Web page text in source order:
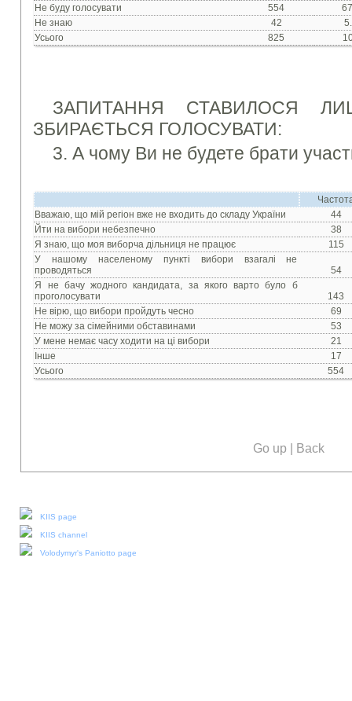
Не буду голосувати
554
Не знаю
42
Усього
825
ЗАПИТАННЯ СТАВИЛОСЯ
ЗБИРАЄТЬСЯ ГОЛОСУВАТИ:
3. А чому Ви не будете брати
Вважаю, що мій регіон вже не входить до складу України
44
Йти на вибори небезпечно
38
Я знаю, що моя виборча дільниця не працює
115
У нашому населеному пункті вибори взагалі не
проводяться
54
Я не бачу жодного кандидата, за якого варто було б
проголосувати
143
Не вірю, що вибори пройдуть чесно
69
Не можу за сімейними обставинами
53
У мене немає часу ходити на ці вибори
21
Інше
17
Усього
554
Go up | Back
KIIS page
KIIS channel
Volodymyr's Paniotto page